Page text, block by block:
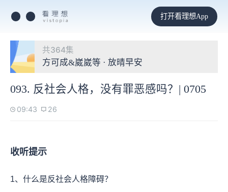
打开看理想App
共364集
方可成&崴崴等 · 放晴早安
093. 反社会人格，没有罪恶感吗？| 0705
09:43 26
收听提示
1、什么是反社会人格障碍？